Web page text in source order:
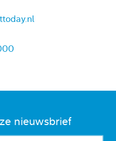
nieuwsbrief